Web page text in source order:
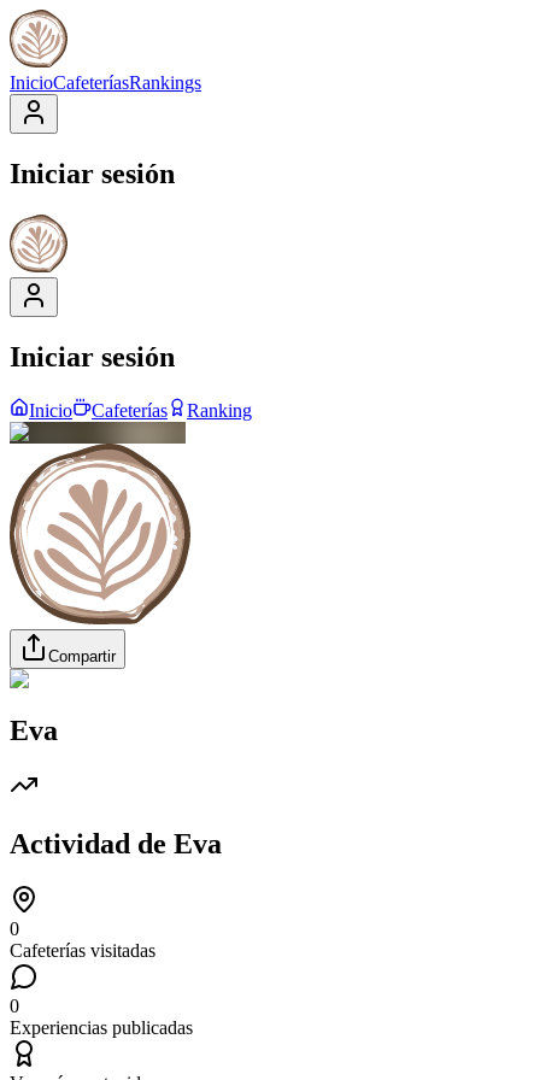
InicioCafeteríasRankings
Iniciar sesión
Iniciar sesión
Inicio Cafeterías Ranking
Compartir
Eva
Actividad de Eva
0
Cafeterías visitadas
0
Experiencias publicadas